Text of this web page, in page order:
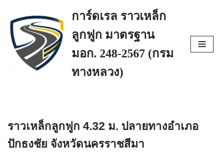
Skip
to
content
การ์ดเรล ราวเหล็ก
ลูกฟูก มาตรฐาน
มอก. 248-2567 (กรม
ทางหลวง)
ราวเหล็กลูกฟูก 4.32 ม. ปลายทางอำเภอ
ปักธงชัย จังหวัดนครราชสีมา